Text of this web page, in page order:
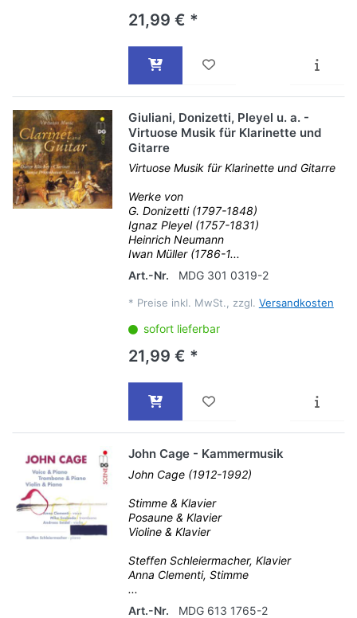
21,99 € *
Giuliani, Donizetti, Pleyel u. a. -
Virtuose Musik für Klarinette und
Gitarre
Virtuose Musik für Klarinette und Gitarre
Werke von
G. Donizetti (1797-1848)
Ignaz Pleyel (1757-1831)
Heinrich Neumann
Iwan Müller (1786-1...
Art.-Nr.
MDG 301 0319-2
* Preise inkl. MwSt., zzgl. Versandkosten
sofort lieferbar
21,99 € *
John Cage - Kammermusik
John Cage (1912-1992)
Stimme & Klavier
Posaune & Klavier
Violine & Klavier
Steffen Schleiermacher, Klavier
Anna Clementi, Stimme
...
Art.-Nr.
MDG 613 1765-2